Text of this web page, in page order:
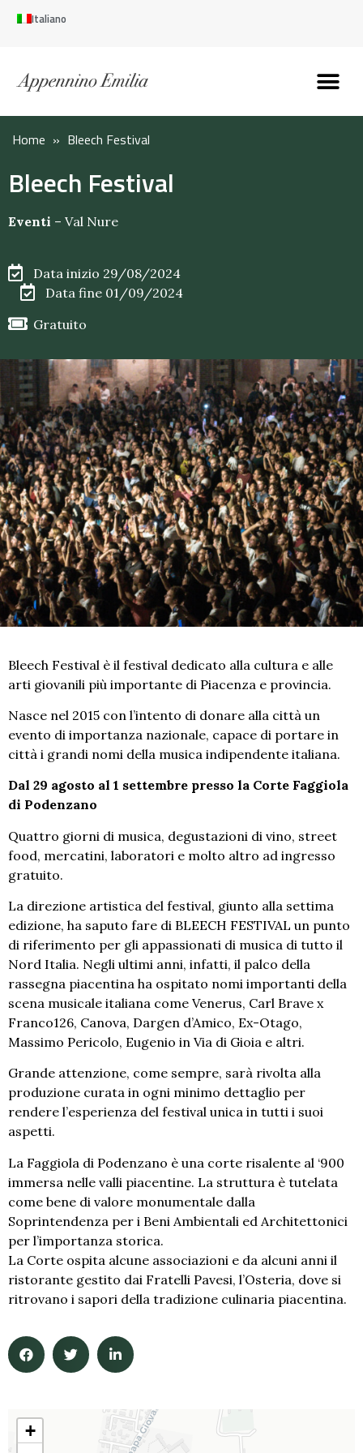
Italiano
Home » Bleech Festival
Bleech Festival
Eventi – Val Nure
Data inizio 29/08/2024
Data fine 01/09/2024
Gratuito
Bleech Festival è il festival dedicato alla cultura e alle
arti giovanili più importante di Piacenza e provincia.
Nasce nel 2015 con l’intento di donare alla città un
evento di importanza nazionale, capace di portare in
città i grandi nomi della musica indipendente italiana.
Dal 29 agosto al 1 settembre presso la Corte Faggiola
di Podenzano
Quattro giorni di musica, degustazioni di vino, street
food, mercatini, laboratori e molto altro ad ingresso
gratuito.
La direzione artistica del festival, giunto alla settima
edizione, ha saputo fare di BLEECH FESTIVAL un punto
di riferimento per gli appassionati di musica di tutto il
Nord Italia. Negli ultimi anni, infatti, il palco della
rassegna piacentina ha ospitato nomi importanti della
scena musicale italiana come Venerus, Carl Brave x
Franco126, Canova, Dargen d’Amico, Ex-Otago,
Massimo Pericolo, Eugenio in Via di Gioia e altri.
Grande attenzione, come sempre, sarà rivolta alla
produzione curata in ogni minimo dettaglio per
rendere l’esperienza del festival unica in tutti i suoi
aspetti.
La Faggiola di Podenzano è una corte risalente al ‘900
immersa nelle valli piacentine. La struttura è tutelata
come bene di valore monumentale dalla
Soprintendenza per i Beni Ambientali ed Architettonici
per l’importanza storica.
La Corte ospita alcune associazioni e da alcuni anni il
ristorante gestito dai Fratelli Pavesi, l’Osteria, dove si
ritrovano i sapori della tradizione culinaria piacentina.
+